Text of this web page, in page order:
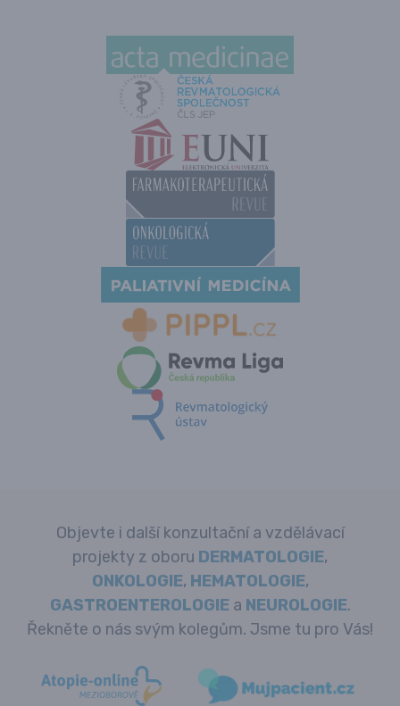
Objevte i další konzultační a vzdělávací
projekty z oboru DERMATOLOGIE,
ONKOLOGIE, HEMATOLOGIE,
GASTROENTEROLOGIEa NEUROLOGIE.
Řekněte o nás svým kolegům. Jsme tu pro Vás!